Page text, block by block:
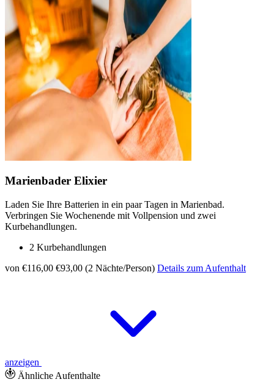
Marienbader Elixier
Laden Sie Ihre Batterien in ein paar Tagen in Marienbad.
Verbringen Sie Wochenende mit Vollpension und zwei
Kurbehandlungen.
2 Kurbehandlungen
von €116,00 €93,00 (2 Nächte/Person) Details zum Aufenthalt
anzeigen
Ähnliche Aufenthalte